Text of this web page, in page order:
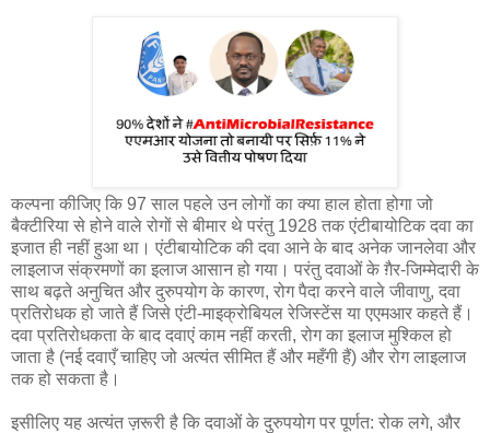
कल्पना कीजिए कि 97 साल पहले उन लोगों का क्या हाल होता होगा जो
बैक्टीरिया से होने वाले रोगों से बीमार थे परंतु 1928 तक एंटीबायोटिक दवा का
इजात ही नहीं हुआ था। एंटीबायोटिक की दवा आने के बाद अनेक जानलेवा और
लाइलाज संक्रमणों का इलाज आसान हो गया। परंतु दवाओं के ग़ैर-जिम्मेदारी के
साथ बढ़ते अनुचित और दुरुपयोग के कारण, रोग पैदा करने वाले जीवाणु, दवा
प्रतिरोधक हो जाते हैं जिसे एंटी-माइक्रोबियल रेजिस्टेंस या एएमआर कहते हैं।
दवा प्रतिरोधकता के बाद दवाएं काम नहीं करती, रोग का इलाज मुश्किल हो
जाता है (नई दवाएँ चाहिए जो अत्यंत सीमित हैं और महँगी हैं) और रोग लाइलाज
तक हो सकता है।
इसीलिए यह अत्यंत ज़रूरी है कि दवाओं के दुरुपयोग पर पूर्णत: रोक लगे, और